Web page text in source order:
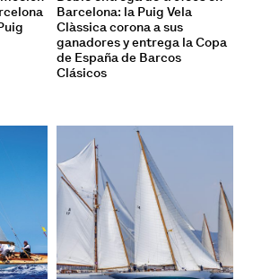
Barcelona: la Puig Vela
Clàssica corona a sus
ganadores y entrega la Copa
de España de Barcos
Clásicos